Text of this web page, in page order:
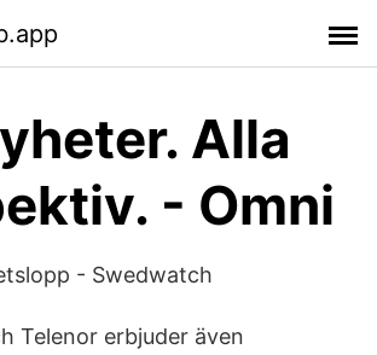
Alla
- Omni
- Swedwatch
Telenor erbjuder även